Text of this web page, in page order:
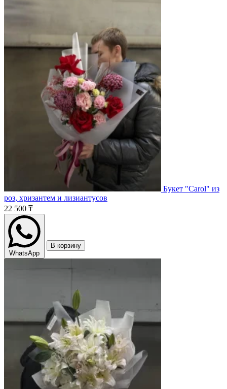
Букет "Carol" из
роз, хризантем и лизиантусов
22 500 ₸
WhatsApp
В корзину